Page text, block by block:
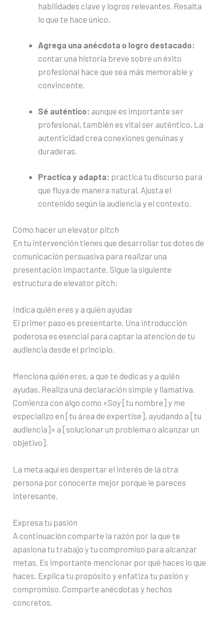
habilidades clave y logros relevantes. Resalta
lo que te hace único.
Agrega una anécdota o logro destacado:
contar una historia breve sobre un éxito
profesional hace que sea más memorable y
convincente.
Sé auténtico: aunque es importante ser
profesional, también es vital ser auténtico. La
autenticidad crea conexiones genuinas y
duraderas.
Practica y adapta: practica tu discurso para
que fluya de manera natural. Ajusta el
contenido según la audiencia y el contexto.
Cómo hacer un elevator pitch
En tu intervención tienes que desarrollar tus dotes de
comunicación persuasiva para realizar una
presentación impactante. Sigue la siguiente
estructura de elevator pitch:
Indica quién eres y a quién ayudas
El primer paso es presentarte. Una introducción
poderosa es esencial para captar la atención de tu
audiencia desde el principio.
Menciona quién eres, a que te dedicas y a quién
ayudas. Realiza una declaración simple y llamativa.
Comienza con algo como «Soy [tu nombre] y me
especializo en [tu área de expertise], ayudando a [tu
audiencia]» a [solucionar un problema o alcanzar un
objetivo].
La meta aquí es despertar el interés de la otra
persona por conocerte mejor porque le pareces
interesante.
Expresa tu pasión
A continuación comparte la razón por la que te
apasiona tu trabajo y tu compromiso para alcanzar
metas. Es importante mencionar por qué haces lo que
haces. Explica tu propósito y enfatiza tu pasión y
compromiso. Comparte anécdotas y hechos
concretos.